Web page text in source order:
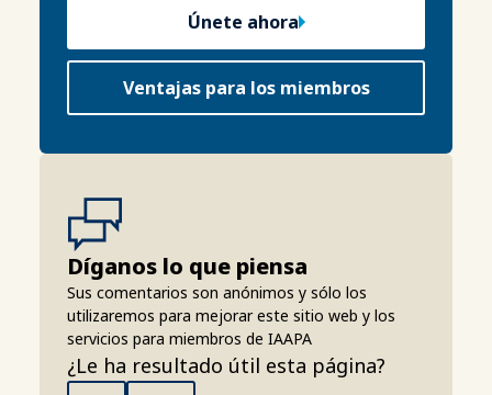
Únete ahora
Ventajas para los miembros
Díganos lo que piensa
Sus comentarios son anónimos y sólo los
utilizaremos para mejorar este sitio web y los
servicios para miembros de IAAPA
¿Le ha resultado útil esta página?